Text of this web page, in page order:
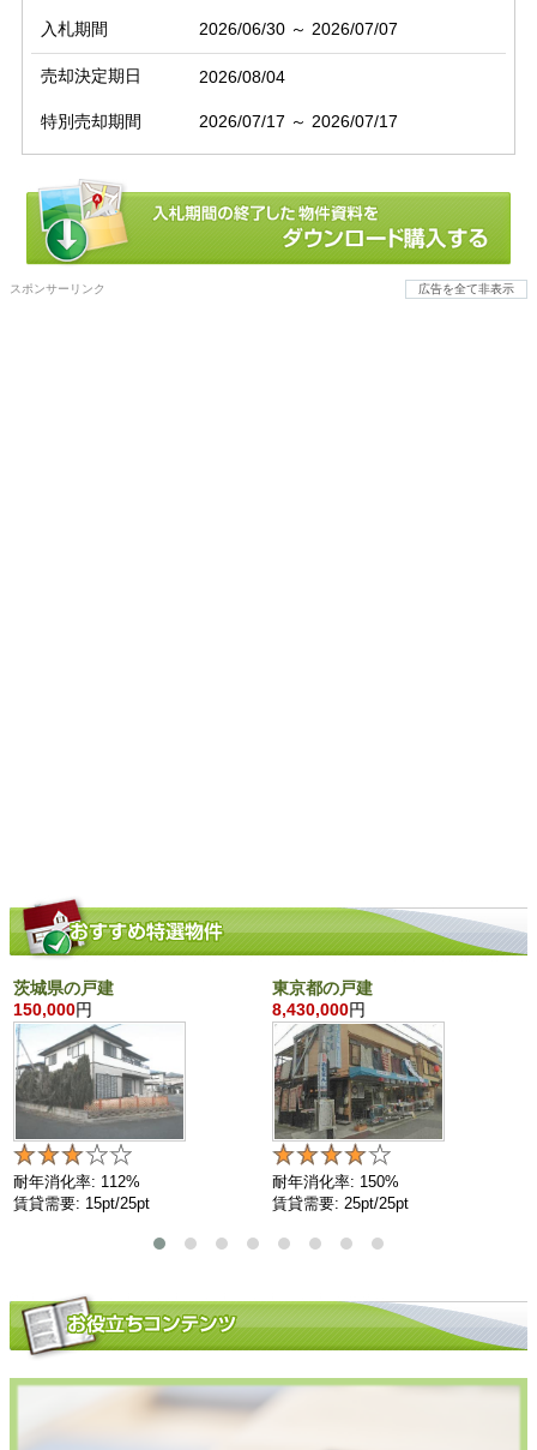
入札期間 2026/06/30 ～ 2026/07/07
売却決定期日 2026/08/04
特別売却期間 2026/07/17 ～ 2026/07/17
スポンサーリンク 広告を全て非表示
茨城県の戸建
150,000円
耐年消化率: 112%
賃貸需要: 15pt/25pt
東京都の戸建
8,430,000円
耐年消化率: 150%
賃貸需要: 25pt/25pt